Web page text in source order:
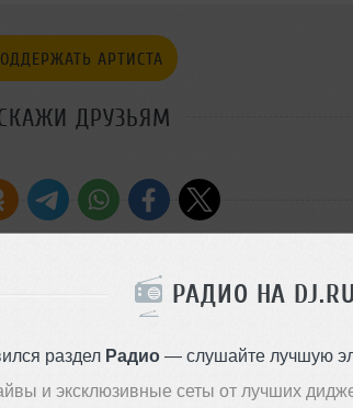
РАДИО НА DJ.RU
раздел Радио— слушайте лучшую
и эксклюзивные сеты от лучших
АРТИСТА
ДРУЗЬЯМ
Records]
(Forerunners Remix) [Pure Progressive]